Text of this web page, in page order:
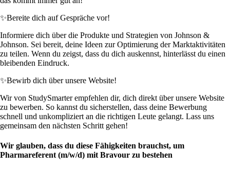
✨Bereite dich auf Gespräche vor!
Informiere dich über die Produkte und Strategien von Johnson &
Johnson. Sei bereit, deine Ideen zur Optimierung der Marktaktivitäten
zu teilen. Wenn du zeigst, dass du dich auskennst, hinterlässt du einen
bleibenden Eindruck.
✨Bewirb dich über unsere Website!
Wir von StudySmarter empfehlen dir, dich direkt über unsere Website
zu bewerben. So kannst du sicherstellen, dass deine Bewerbung
schnell und unkompliziert an die richtigen Leute gelangt. Lass uns
gemeinsam den nächsten Schritt gehen!
Wir glauben, dass du diese Fähigkeiten brauchst, um
Pharmareferent (m/w/d) mit Bravour zu bestehen